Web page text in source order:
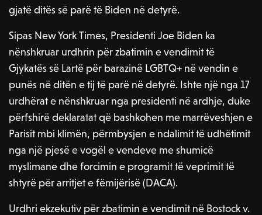
gjatë ditës së parë të Biden në detyrë.
Sipas New York Times, Presidenti Joe Biden ka
nënshkruar urdhrin për zbatimin e vendimit të
Gjykatës së Lartë për barazinë LGBTQ+ në vendin e
punës në ditën e tij të parë në detyrë. Ishte një nga 17
urdhërat e nënshkruar nga presidenti në ardhje, duke
përfshirë deklaratat që bashkohen me marrëveshjen e
Parisit mbi klimën, përmbysjen e ndalimit të udhëtimit
nga një pjesë e vogël e vendeve me shumicë
myslimane dhe forcimin e programit të veprimit të
shtyrë për arritjet e fëmijërisë (DACA).
Urdhri ekzekutiv për zbatimin e vendimit në Bostock v.